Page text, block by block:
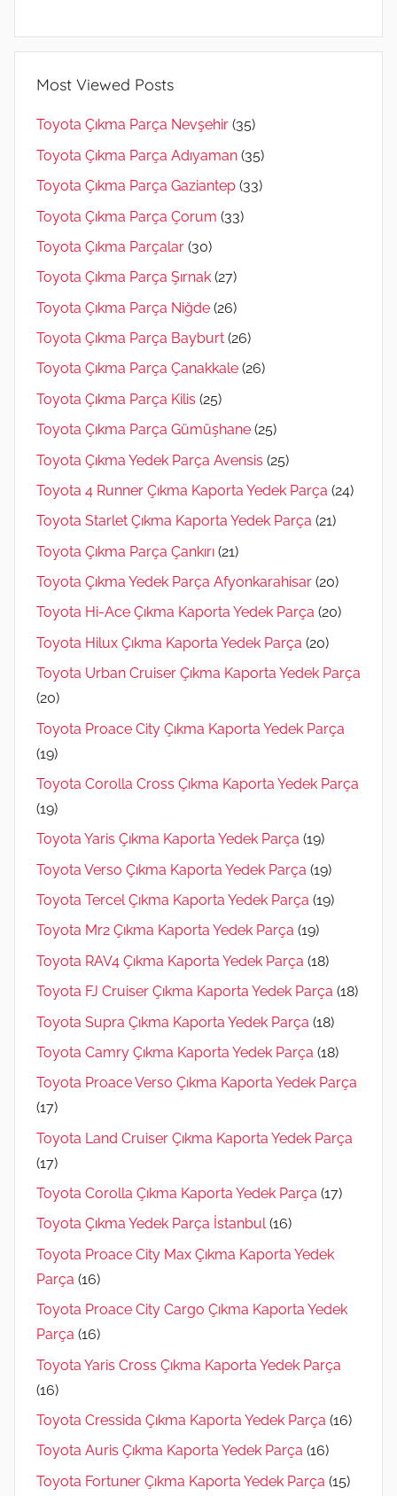
Most Viewed Posts
Toyota Çıkma Parça Nevşehir (35)
Toyota Çıkma Parça Adıyaman (35)
Toyota Çıkma Parça Gaziantep (33)
Toyota Çıkma Parça Çorum (33)
Toyota Çıkma Parçalar (30)
Toyota Çıkma Parça Şırnak (27)
Toyota Çıkma Parça Niğde (26)
Toyota Çıkma Parça Bayburt (26)
Toyota Çıkma Parça Çanakkale (26)
Toyota Çıkma Parça Kilis (25)
Toyota Çıkma Parça Gümüşhane (25)
Toyota Çıkma Yedek Parça Avensis (25)
Toyota 4 Runner Çıkma Kaporta Yedek Parça (24)
Toyota Starlet Çıkma Kaporta Yedek Parça (21)
Toyota Çıkma Parça Çankırı (21)
Toyota Çıkma Yedek Parça Afyonkarahisar (20)
Toyota Hi-Ace Çıkma Kaporta Yedek Parça (20)
Toyota Hilux Çıkma Kaporta Yedek Parça (20)
Toyota Urban Cruiser Çıkma Kaporta Yedek Parça
(20)
Toyota Proace City Çıkma Kaporta Yedek Parça
(19)
Toyota Corolla Cross Çıkma Kaporta Yedek Parça
(19)
Toyota Yaris Çıkma Kaporta Yedek Parça (19)
Toyota Verso Çıkma Kaporta Yedek Parça (19)
Toyota Tercel Çıkma Kaporta Yedek Parça (19)
Toyota Mr2 Çıkma Kaporta Yedek Parça (19)
Toyota RAV4 Çıkma Kaporta Yedek Parça (18)
Toyota FJ Cruiser Çıkma Kaporta Yedek Parça (18)
Toyota Supra Çıkma Kaporta Yedek Parça (18)
Toyota Camry Çıkma Kaporta Yedek Parça (18)
Toyota Proace Verso Çıkma Kaporta Yedek Parça
(17)
Toyota Land Cruiser Çıkma Kaporta Yedek Parça
(17)
Toyota Corolla Çıkma Kaporta Yedek Parça (17)
Toyota Çıkma Yedek Parça İstanbul (16)
Toyota Proace City Max Çıkma Kaporta Yedek
Parça (16)
Toyota Proace City Cargo Çıkma Kaporta Yedek
Parça (16)
Toyota Yaris Cross Çıkma Kaporta Yedek Parça
(16)
Toyota Cressida Çıkma Kaporta Yedek Parça (16)
Toyota Auris Çıkma Kaporta Yedek Parça (16)
Toyota Fortuner Çıkma Kaporta Yedek Parça (15)